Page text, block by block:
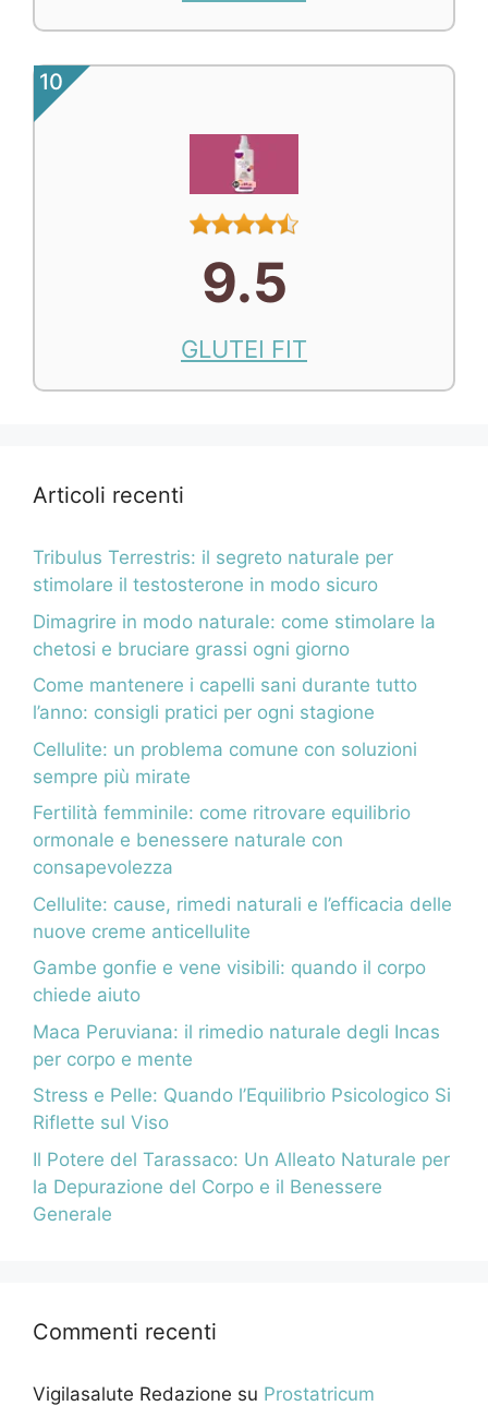
10
9.5
GLUTEI FIT
Articoli recenti
Tribulus Terrestris: il segreto naturale per
stimolare il testosterone in modo sicuro
Dimagrire in modo naturale: come stimolare la
chetosi e bruciare grassi ogni giorno
Come mantenere i capelli sani durante tutto
l’anno: consigli pratici per ogni stagione
Cellulite: un problema comune con soluzioni
sempre più mirate
Fertilità femminile: come ritrovare equilibrio
ormonale e benessere naturale con
consapevolezza
Cellulite: cause, rimedi naturali e l’efficacia delle
nuove creme anticellulite
Gambe gonfie e vene visibili: quando il corpo
chiede aiuto
Maca Peruviana: il rimedio naturale degli Incas
per corpo e mente
Stress e Pelle: Quando l’Equilibrio Psicologico Si
Riflette sul Viso
Il Potere del Tarassaco: Un Alleato Naturale per
la Depurazione del Corpo e il Benessere
Generale
Commenti recenti
Vigilasalute Redazione su Prostatricum